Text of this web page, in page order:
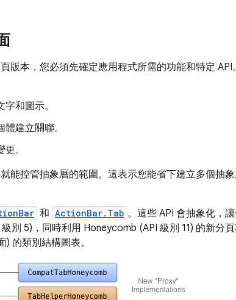
版本，您必須先確定應用程式所需的功能和特定
和圖示。
建立關聯。
。
能控管抽象層的範圍。這表示您能省下建立多個抽
和 ActionBar.Tab 。這些 API 會抽象化，
別 5)，同時利用 Honeycomb (API 級別 11) 的新分
的類別結構圖表。